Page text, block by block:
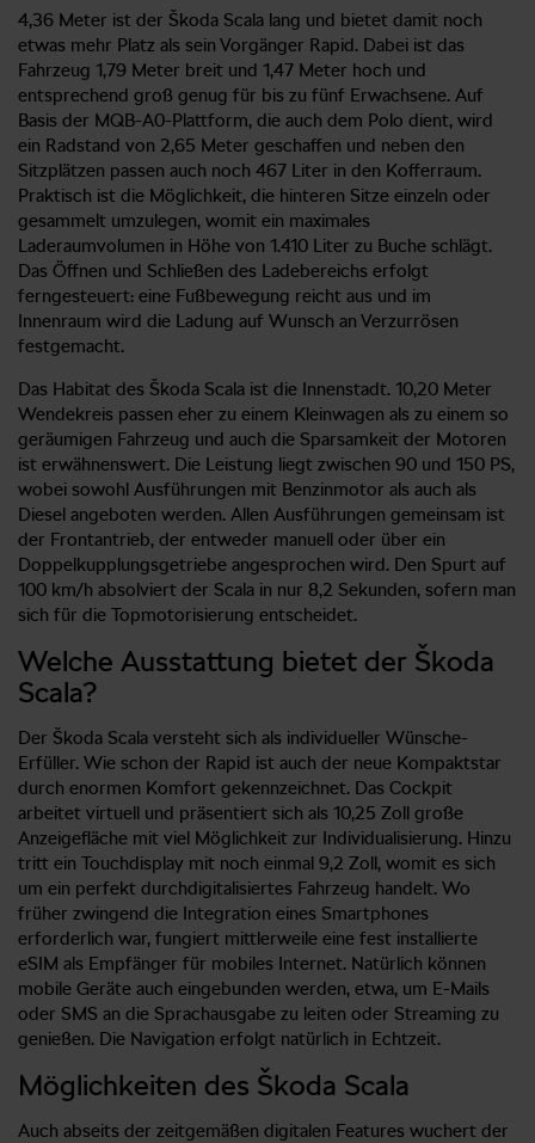
4,36 Meter ist der Škoda Scala lang und bietet damit noch
etwas mehr Platz als sein Vorgänger Rapid. Dabei ist das
Fahrzeug 1,79 Meter breit und 1,47 Meter hoch und
entsprechend groß genug für bis zu fünf Erwachsene. Auf
Basis der MQB-A0-Plattform, die auch dem Polo dient, wird
ein Radstand von 2,65 Meter geschaffen und neben den
Sitzplätzen passen auch noch 467 Liter in den Kofferraum.
Praktisch ist die Möglichkeit, die hinteren Sitze einzeln oder
gesammelt umzulegen, womit ein maximales
Laderaumvolumen in Höhe von 1.410 Liter zu Buche schlägt.
Das Öffnen und Schließen des Ladebereichs erfolgt
ferngesteuert: eine Fußbewegung reicht aus und im
Innenraum wird die Ladung auf Wunsch an Verzurrösen
festgemacht.
Das Habitat des Škoda Scala ist die Innenstadt. 10,20 Meter
Wendekreis passen eher zu einem Kleinwagen als zu einem so
geräumigen Fahrzeug und auch die Sparsamkeit der Motoren
ist erwähnenswert. Die Leistung liegt zwischen 90 und 150 PS,
wobei sowohl Ausführungen mit Benzinmotor als auch als
Diesel angeboten werden. Allen Ausführungen gemeinsam ist
der Frontantrieb, der entweder manuell oder über ein
Doppelkupplungsgetriebe angesprochen wird. Den Spurt auf
100 km/h absolviert der Scala in nur 8,2 Sekunden, sofern man
sich für die Topmotorisierung entscheidet.
Welche Ausstattung bietet der Škoda
Scala?
Der Škoda Scala versteht sich als individueller Wünsche-
Erfüller. Wie schon der Rapid ist auch der neue Kompaktstar
durch enormen Komfort gekennzeichnet. Das Cockpit
arbeitet virtuell und präsentiert sich als 10,25 Zoll große
Anzeigefläche mit viel Möglichkeit zur Individualisierung. Hinzu
tritt ein Touchdisplay mit noch einmal 9,2 Zoll, womit es sich
um ein perfekt durchdigitalisiertes Fahrzeug handelt. Wo
früher zwingend die Integration eines Smartphones
erforderlich war, fungiert mittlerweile eine fest installierte
eSIM als Empfänger für mobiles Internet. Natürlich können
mobile Geräte auch eingebunden werden, etwa, um E-Mails
oder SMS an die Sprachausgabe zu leiten oder Streaming zu
genießen. Die Navigation erfolgt natürlich in Echtzeit.
Möglichkeiten des Škoda Scala
Auch abseits der zeitgemäßen digitalen Features wuchert der